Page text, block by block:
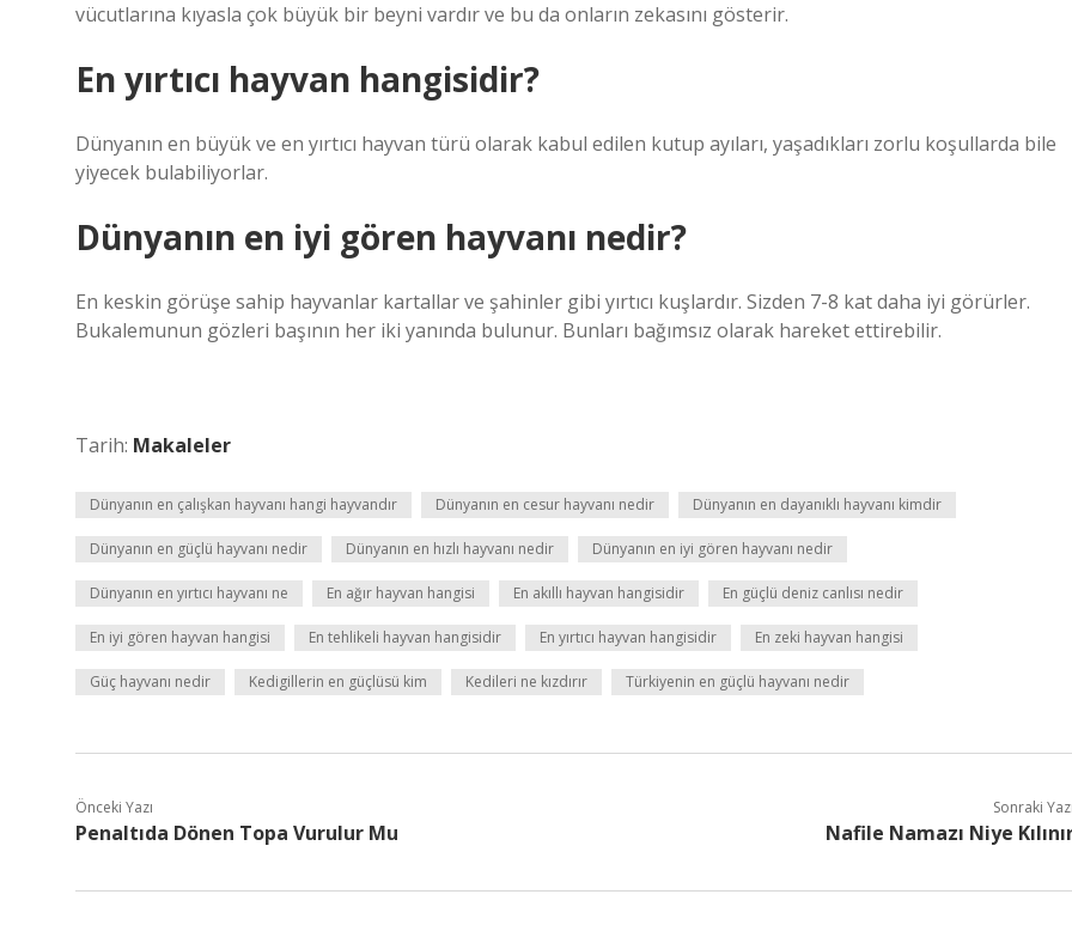
vücutlarına kıyasla çok büyük bir beyni vardır ve bu da onların zekasını gösterir.
En yırtıcı hayvan hangisidir?
Dünyanın en büyük ve en yırtıcı hayvan türü olarak kabul edilen kutup ayıları, yaşadıkları zorlu koşullarda bile
yiyecek bulabiliyorlar.
Dünyanın en iyi gören hayvanı nedir?
En keskin görüşe sahip hayvanlar kartallar ve şahinler gibi yırtıcı kuşlardır. Sizden 7-8 kat daha iyi görürler.
Bukalemunun gözleri başının her iki yanında bulunur. Bunları bağımsız olarak hareket ettirebilir.
Tarih: Makaleler
Dünyanın en çalışkan hayvanı hangi hayvandır Dünyanın en cesur hayvanı nedir Dünyanın en dayanıklı hayvanı kimdir
Dünyanın en güçlü hayvanı nedir Dünyanın en hızlı hayvanı nedir Dünyanın en iyi gören hayvanı nedir
Dünyanın en yırtıcı hayvanı ne En ağır hayvan hangisi En akıllı hayvan hangisidir En güçlü deniz canlısı nedir
En iyi gören hayvan hangisi En tehlikeli hayvan hangisidir En yırtıcı hayvan hangisidir En zeki hayvan hangisi
Güç hayvanı nedir Kedigillerin en güçlüsü kim Kedileri ne kızdırır Türkiyenin en güçlü hayvanı nedir
Önceki Yazı
Penaltıda Dönen Topa Vurulur Mu
Sonraki
Nafile Namazı Niye